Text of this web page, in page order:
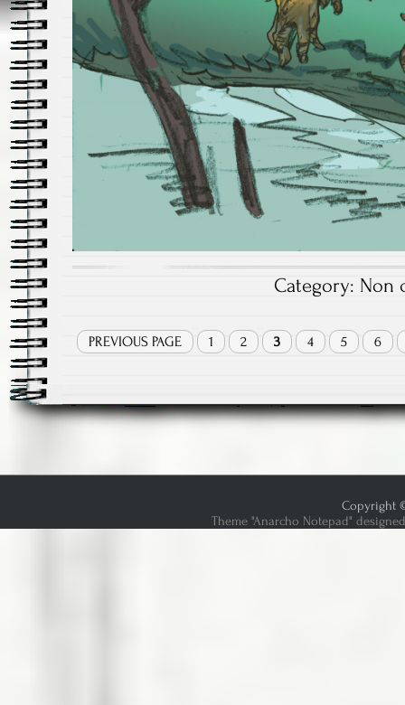
Category: Non
PREVIOUS PAGE 1 2 3 4 5 6
Copyright
Theme "Anarcho Notepad"